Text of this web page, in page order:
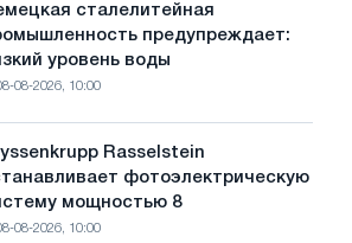
сталелитейная
предупреждает:
уровень воды
08-2026, 10:00
Rasselstein
фотоэлектрическую
мощностью 8
08-2026, 10:00